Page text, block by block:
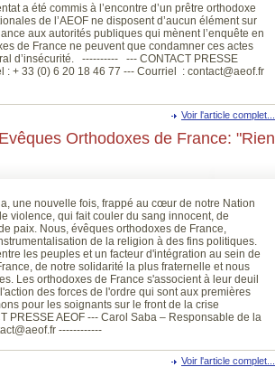
a été commis à l’encontre d’un prêtre orthodoxe
de l’AEOF ne disposent d’aucun élément sur
aux autorités publiques qui mènent l’enquête en
de France ne peuvent que condamner ces actes
d’insécurité. ---------- --- CONTACT PRESSE
+ 33 (0) 6 20 18 46 77 --- Courriel : contact@aeof.fr
Voir l'article complet...
Orthodoxes de France: "Rien
une nouvelle fois, frappé au cœur de notre Nation
violence, qui fait couler du sang innocent, de
paix. Nous, évêques orthodoxes de France,
de la religion à des fins politiques.
les peuples et un facteur d'intégration au sein de
de notre solidarité la plus fraternelle et nous
Les orthodoxes de France s'associent à leur deuil
des forces de l'ordre qui sont aux premières
pour les soignants sur le front de la crise
AEOF --- Carol Saba – Responsable de la
------------
Voir l'article complet...